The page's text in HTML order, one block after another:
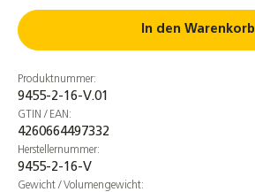
In den Warenkorb
Produktnummer:
9455-2-16-V.01
GTIN / EAN:
4260664497332
Herstellernummer:
9455-2-16-V
Gewicht / Volumengewicht: